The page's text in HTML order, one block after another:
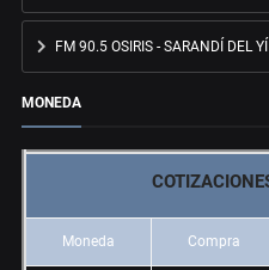
FM 90.5 OSIRIS - SARANDÍ DEL YÍ
MONEDA
Moneda Compra